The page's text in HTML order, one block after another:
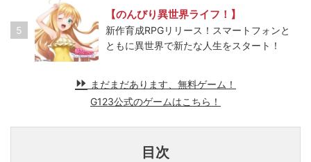
5
【のんびり異世界ライフ！】
新作育成RPGリリース！スマートフォンと
ともに異世界で新たな人生をスタート！
まだまだあります、無料ゲーム！
G123公式のゲームはこちら！
目次